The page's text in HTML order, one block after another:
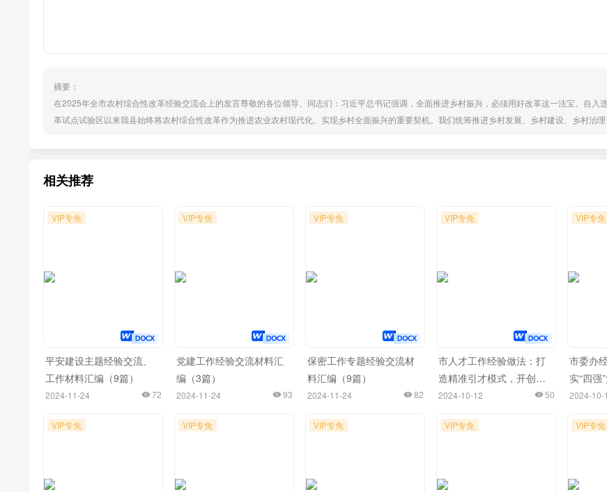
摘要：
在2025年全市农村综合性改革经验交流会上的发言尊敬的各位领导、同志们：习近平总书记强调，全面推进乡村振兴，必须用好改革这一法宝。自入
革试点试验区以来我县始终将农村综合性改革作为推进农业农村现代化、实现乡村全面振兴的重要契机。我们统筹推进乡村发展、乡村建设、乡村治
相关推荐
VIP专免
平安建设主题经验交流、
工作材料汇编（9篇）
2024-11-24 72
VIP专免
党建工作经验交流材料汇
编（3篇）
2024-11-24 93
VIP专免
保密工作专题经验交流材
料汇编（9篇）
2024-11-24 82
VIP专免
市人才工作经验做法：打
造精准引才模式，开创产
才互融新局面
2024-10-12 50
VIP专免
市委办
实“四强
2024-10-
VIP专免 VIP专免 VIP专免 VIP专免 VIP专免